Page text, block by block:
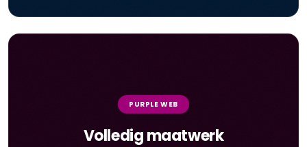
PURPLE WEB
Volledig maatwerk